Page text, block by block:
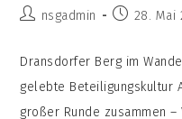
Beitrags-
nsgadmin
Beitrag
28. Mai
Dransdorfer Berg im
gelebte Beteiligungskultur
großer Runde zusammen